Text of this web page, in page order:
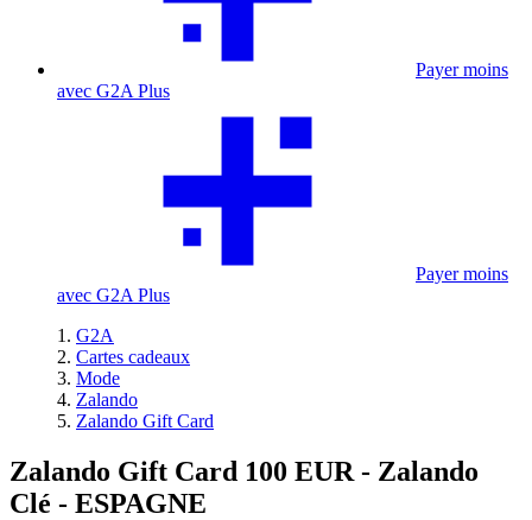
Payer moins
avec G2A Plus
Payer moins
avec G2A Plus
G2A
Cartes cadeaux
Mode
Zalando
Zalando Gift Card
Zalando Gift Card 100 EUR - Zalando
Clé - ESPAGNE